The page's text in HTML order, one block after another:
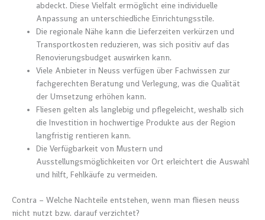
abdeckt. Diese Vielfalt ermöglicht eine individuelle
Anpassung an unterschiedliche Einrichtungsstile.
Die regionale Nähe kann die Lieferzeiten verkürzen und
Transportkosten reduzieren, was sich positiv auf das
Renovierungsbudget auswirken kann.
Viele Anbieter in Neuss verfügen über Fachwissen zur
fachgerechten Beratung und Verlegung, was die Qualität
der Umsetzung erhöhen kann.
Fliesen gelten als langlebig und pflegeleicht, weshalb sich
die Investition in hochwertige Produkte aus der Region
langfristig rentieren kann.
Die Verfügbarkeit von Mustern und
Ausstellungsmöglichkeiten vor Ort erleichtert die Auswahl
und hilft, Fehlkäufe zu vermeiden.
Contra – Welche Nachteile entstehen, wenn man fliesen neuss
nicht nutzt bzw. darauf verzichtet?